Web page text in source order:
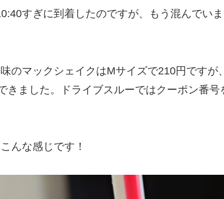
すぎに到着したのですが、もう混んでい
のマックシェイクはMサイズで210円ですが
きました。ドライブスルーではクーポン番
んな感じです！